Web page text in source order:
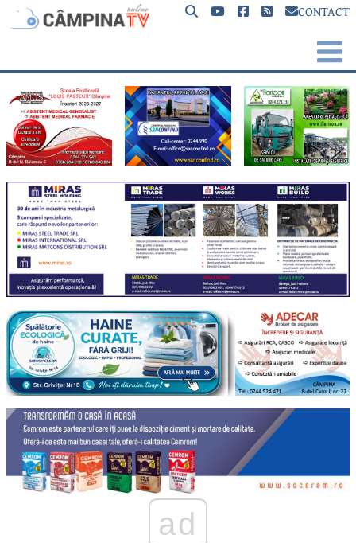
CONTACT
ad